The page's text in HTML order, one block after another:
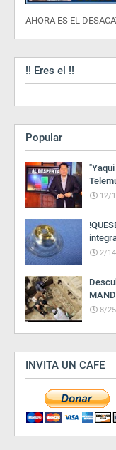
AHORA ES EL
!! Eres el !!
Popular
12/
2/
8/
INVITA UN CAFE